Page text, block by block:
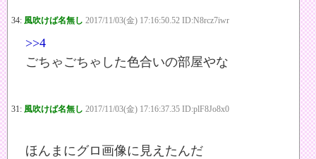
34: 風吹けば名無し 2017/11/03(金) 17:16:50.52 ID:N8rcz7iwr
>>4
ごちゃごちゃした色合いの部屋やな
31: 風吹けば名無し 2017/11/03(金) 17:16:37.35 ID:plF8Jo8x0
ほんまにグロ画像に見えたんだ